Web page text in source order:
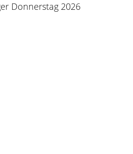
Donnerstag 2026